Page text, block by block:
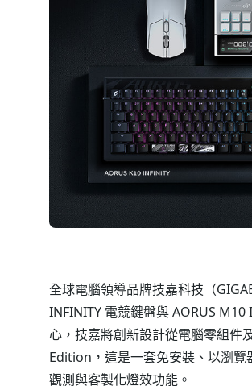
全球電腦領導品牌技嘉科技（
INFINITY 電競鍵盤與 AORUS
心，技嘉將創新設計從電腦零組件
Edition，這是一套免安裝、以瀏覽
觀測與客製化燈效功能。